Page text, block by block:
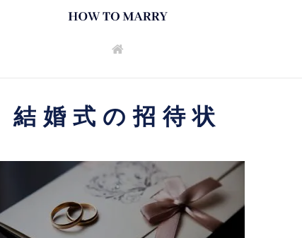
結婚式の招待状